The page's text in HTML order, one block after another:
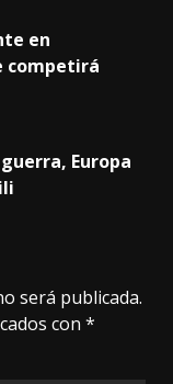
en
competirá
Europa
será publicada.
con *